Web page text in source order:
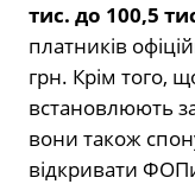
тис. до 100,5
платників
грн. Крім того,
встановлюють
вони також
відкривати